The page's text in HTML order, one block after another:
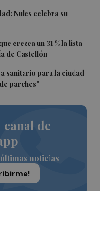
Nules celebra su
crezca un 31 % la lista
de Castellón
sanitario para la ciudad
parches"
canal de
noticias